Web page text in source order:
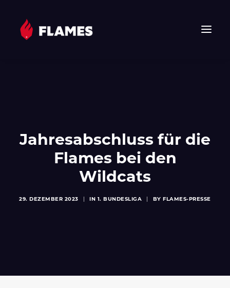
JUGEND
SPONSOREN & PARTNER
Jahresabschluss für die
Flames bei den
Wildcats
29. DEZEMBER 2023 IN 1. BUNDESLIGA BY FLAMES-PRESSE